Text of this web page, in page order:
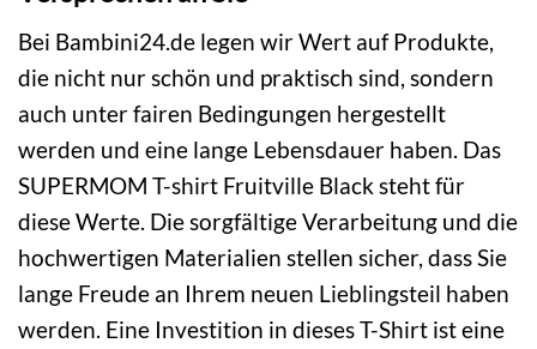
Bei Bambini24.de legen wir Wert auf Produkte,
die nicht nur schön und praktisch sind, sondern
auch unter fairen Bedingungen hergestellt
werden und eine lange Lebensdauer haben. Das
SUPERMOM T-shirt Fruitville Black steht für
diese Werte. Die sorgfältige Verarbeitung und die
hochwertigen Materialien stellen sicher, dass Sie
lange Freude an Ihrem neuen Lieblingsteil haben
werden. Eine Investition in dieses T-Shirt ist eine